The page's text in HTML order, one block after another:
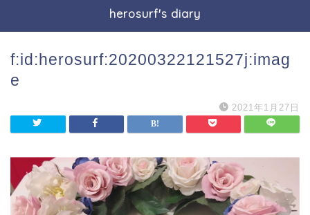
herosurf's diary
f:id:herosurf:20200322121527j:imag
e
2021年1月27日